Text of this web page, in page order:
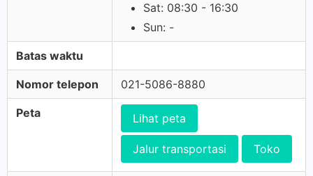
Sat: 08:30 - 16:30
Sun: -
Batas waktu
Nomor telepon 021-5086-8880
Peta Lihat peta
Jalur transportasi Toko